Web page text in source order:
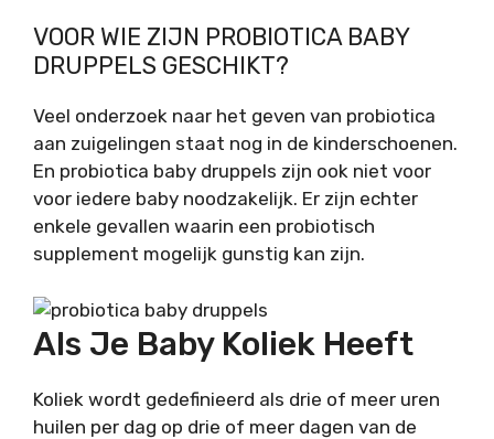
VOOR WIE ZIJN PROBIOTICA BABY
DRUPPELS GESCHIKT?
Veel onderzoek naar het geven van probiotica
aan zuigelingen staat nog in de kinderschoenen.
En probiotica baby druppels zijn ook niet voor
voor iedere baby noodzakelijk. Er zijn echter
enkele gevallen waarin een probiotisch
supplement mogelijk gunstig kan zijn.
Als Je Baby Koliek Heeft
Koliek wordt gedefinieerd als drie of meer uren
huilen per dag op drie of meer dagen van de